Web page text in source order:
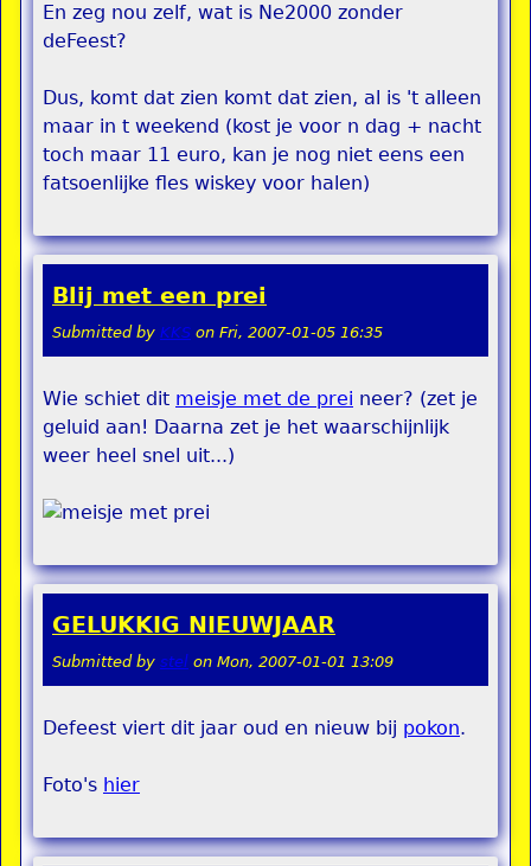
En zeg nou zelf, wat is Ne2000 zonder
deFeest?
Dus, komt dat zien komt dat zien, al is 't alleen
maar in t weekend (kost je voor n dag + nacht
toch maar 11 euro, kan je nog niet eens een
fatsoenlijke fles wiskey voor halen)
Blij met een prei
Submitted by KKS on Fri, 2007-01-05 16:35
Wie schiet dit meisje met de prei neer? (zet je
geluid aan! Daarna zet je het waarschijnlijk
weer heel snel uit...)
GELUKKIG NIEUWJAAR
Submitted by stel on Mon, 2007-01-01 13:09
Defeest viert dit jaar oud en nieuw bij pokon.
Foto's hier